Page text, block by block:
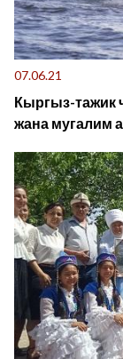
07.06.21
Кыргыз-тажик
жана мугалим